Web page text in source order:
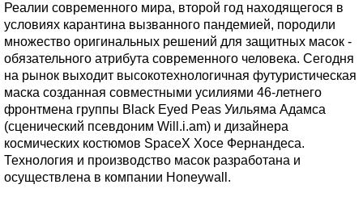
Реалии современного мира, второй год находящегося в
условиях карантина вызванного пандемией, породили
множество оригинальных решений для защитных масок -
обязательного атрибута современного человека. Сегодня
на рынок выходит высокотехнологичная футуристическая
маска созданная совместными усилиями 46-летнего
фронтмена группы Black Eyed Peas Уильяма Адамса
(сценический псевдоним Will.i.am) и дизайнера
космических костюмов SpaceX Хосе Фернандеса.
Технология и производство масок разработана и
осуществлена в компании Honeywall.